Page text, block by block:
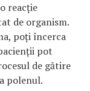
reacție
de organism.
poți încerca
pot
de gătire
polenul.